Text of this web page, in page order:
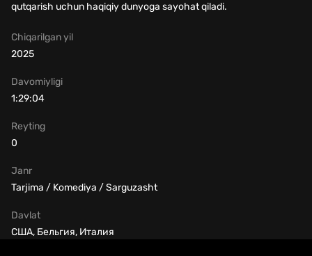
qutqarish uchun haqiqiy dunyoga sayohat qiladi.
Chiqarilgan yil
2025
Janr
Tarjima / Komediya / Sarguzasht
Davomiyligi
1:29:04
Davlat
США, Бельгия, Италия
Reyting
0